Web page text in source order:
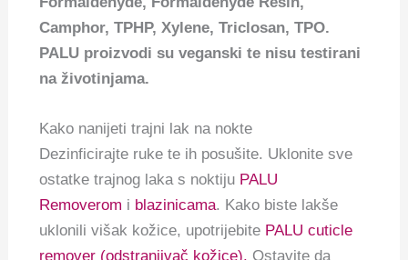
Camphor, TPHP, Xylene, Triclosan, TPO.
PALU proizvodi su veganski te nisu testirani
na životinjama.
Kako nanijeti trajni lak na nokte
Dezinficirajte ruke te ih posušite. Uklonite sve
ostatke trajnog laka s noktiju PALU
Removerom i blazinicama. Kako biste lakše
uklonili višak kožice, upotrijebite PALU cuticle
remover (odstranjivač kožice). Ostavite da